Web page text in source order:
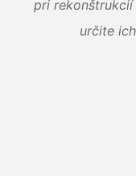
pri rekonštrukcií
určite